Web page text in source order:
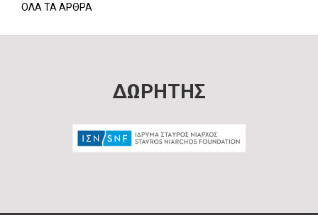
ΟΛΑ ΤΑ ΑΡΘΡΑ
ΔΩΡΗΤΗΣ